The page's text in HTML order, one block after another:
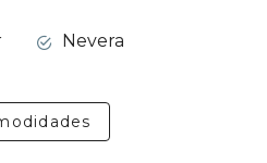
y sumergirse en la
unas inolvidables
junto al mar.
Nevera